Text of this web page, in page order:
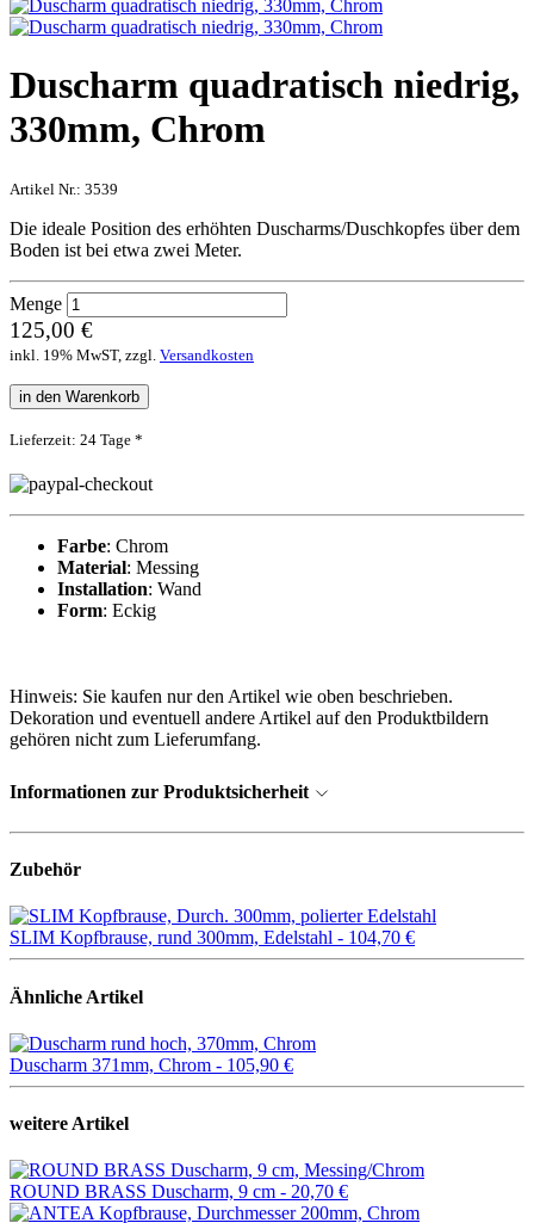
Duscharm quadratisch niedrig,
330mm, Chrom
Artikel Nr.: 3539
Die ideale Position des erhöhten Duscharms/Duschkopfes über dem
Boden ist bei etwa zwei Meter.
Menge
125,00 €
inkl. 19% MwST, zzgl. Versandkosten
in den Warenkorb
Lieferzeit: 24 Tage *
Farbe: Chrom
Material: Messing
Installation: Wand
Form: Eckig
Hinweis: Sie kaufen nur den Artikel wie oben beschrieben.
Dekoration und eventuell andere Artikel auf den Produktbildern
gehören nicht zum Lieferumfang.
Informationen zur Produktsicherheit
Zubehör
SLIM Kopfbrause, rund 300mm, Edelstahl - 104,70 €
Ähnliche Artikel
Duscharm 371mm, Chrom - 105,90 €
weitere Artikel
ROUND BRASS Duscharm, 9 cm - 20,70 €